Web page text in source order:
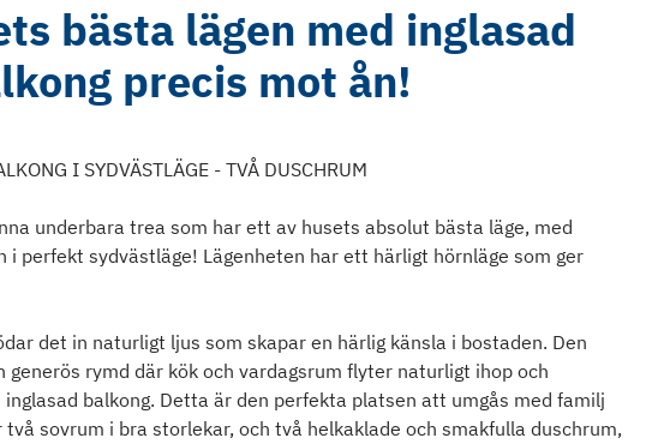
bästa lägen med inglasad
precis mot ån!
I SYDVÄSTLÄGE - TVÅ DUSCHRUM
underbara trea som har ett av husets absolut bästa läge, med
i perfekt sydvästläge! Lägenheten har ett härligt hörnläge som ger
det in naturligt ljus som skapar en härlig känsla i bostaden. Den
generös rymd där kök och vardagsrum flyter naturligt ihop och
balkong. Detta är den perfekta platsen att umgås med familj
sovrum i bra storlekar, och två helkaklade och smakfulla duschrum,